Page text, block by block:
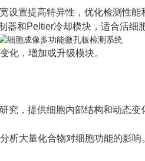
设置提高特异性，优化检测性能
器和Peltier冷却模块，适合活细
化，增加或升级模块。
究，提供细胞内部结构和动态变
析大量化合物对细胞功能的影响